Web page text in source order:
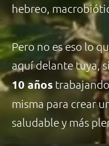
hebreo,
Pero no es eso lo
aquí delante tuya,
10 años
misma para crear
saludable y más